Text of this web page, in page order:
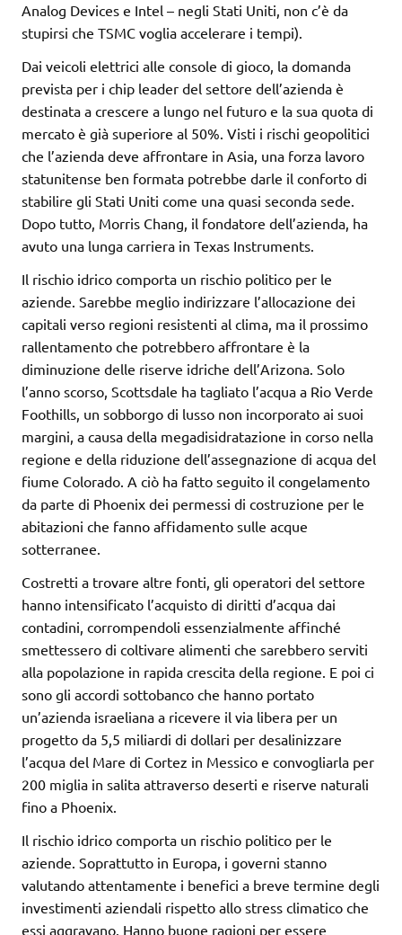
Analog Devices e Intel – negli Stati Uniti, non c’è da
stupirsi che TSMC voglia accelerare i tempi).
Dai veicoli elettrici alle console di gioco, la domanda
prevista per i chip leader del settore dell’azienda è
destinata a crescere a lungo nel futuro e la sua quota di
mercato è già superiore al 50%. Visti i rischi geopolitici
che l’azienda deve affrontare in Asia, una forza lavoro
statunitense ben formata potrebbe darle il conforto di
stabilire gli Stati Uniti come una quasi seconda sede.
Dopo tutto, Morris Chang, il fondatore dell’azienda, ha
avuto una lunga carriera in Texas Instruments.
Il rischio idrico comporta un rischio politico per le
aziende. Sarebbe meglio indirizzare l’allocazione dei
capitali verso regioni resistenti al clima, ma il prossimo
rallentamento che potrebbero affrontare è la
diminuzione delle riserve idriche dell’Arizona. Solo
l’anno scorso, Scottsdale ha tagliato l’acqua a Rio Verde
Foothills, un sobborgo di lusso non incorporato ai suoi
margini, a causa della megadisidratazione in corso nella
regione e della riduzione dell’assegnazione di acqua del
fiume Colorado. A ciò ha fatto seguito il congelamento
da parte di Phoenix dei permessi di costruzione per le
abitazioni che fanno affidamento sulle acque
sotterranee.
Costretti a trovare altre fonti, gli operatori del settore
hanno intensificato l’acquisto di diritti d’acqua dai
contadini, corrompendoli essenzialmente affinché
smettessero di coltivare alimenti che sarebbero serviti
alla popolazione in rapida crescita della regione. E poi ci
sono gli accordi sottobanco che hanno portato
un’azienda israeliana a ricevere il via libera per un
progetto da 5,5 miliardi di dollari per desalinizzare
l’acqua del Mare di Cortez in Messico e convogliarla per
200 miglia in salita attraverso deserti e riserve naturali
fino a Phoenix.
Il rischio idrico comporta un rischio politico per le
aziende. Soprattutto in Europa, i governi stanno
valutando attentamente i benefici a breve termine degli
investimenti aziendali rispetto allo stress climatico che
essi aggravano. Hanno buone ragioni per essere